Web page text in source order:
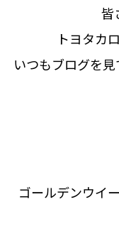
皆
トヨタカ
いつもブログを
ゴールデンウイ